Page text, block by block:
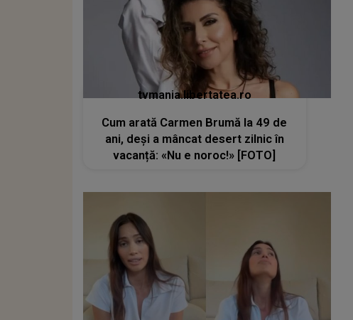
tvmania.libertatea.ro
Cum arată Carmen Brumă la 49 de
ani, deși a mâncat desert zilnic în
vacanță: «Nu e noroc!» [FOTO]